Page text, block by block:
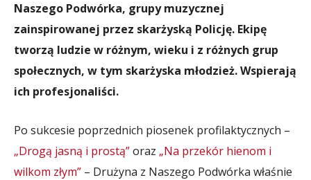
Naszego Podwórka, grupy muzycznej
zainspirowanej przez skarżyską Policję. Ekipę
tworzą ludzie w różnym, wieku i z różnych grup
społecznych, w tym skarżyska młodzież. Wspierają
ich profesjonaliści.
Po sukcesie poprzednich piosenek profilaktycznych –
„Drogą jasną i prostą”oraz „Na przekór hienom i
wilkom złym” – Drużyna z Naszego Podwórka właśnie